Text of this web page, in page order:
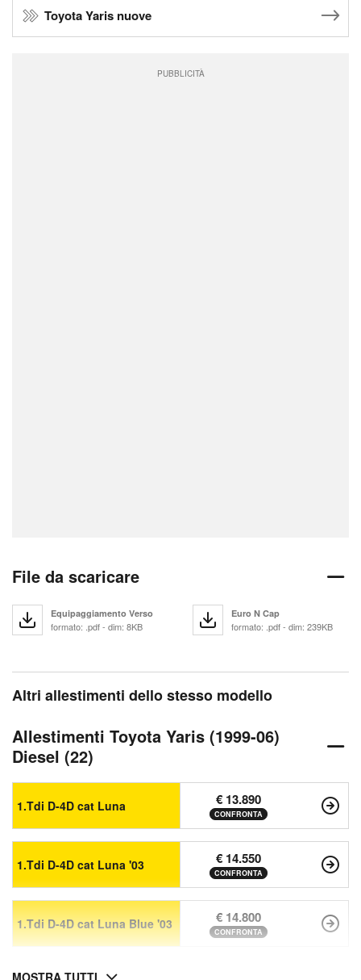
Toyota Yaris nuove
PUBBLICITÀ
File da scaricare
Equipaggiamento Verso
formato: .pdf - dim: 8KB
Euro N Cap
formato: .pdf - dim: 239KB
Altri allestimenti dello stesso modello
Allestimenti Toyota Yaris (1999-06)
Diesel (22)
1.Tdi D-4D cat Luna € 13.890
CONFRONTA
1.Tdi D-4D cat Luna '03 € 14.550
CONFRONTA
1.Tdi D-4D cat Luna Blue '03 € 14.800
CONFRONTA